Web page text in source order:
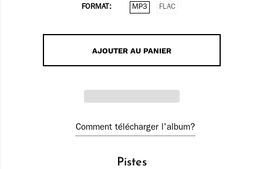
FORMAT MP3 FLAC
AJOUTER AU PANIER
Comment télécharger l'album?
Pistes